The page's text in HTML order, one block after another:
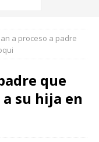
a proceso a padre
que
su hija en